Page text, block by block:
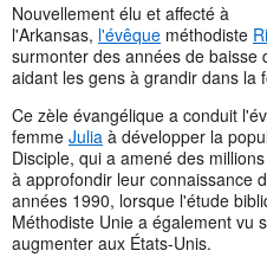
Nouvellement élu et affecté à
l'Arkansas, l'évêque méthodiste
surmonter des années de baisse
aidant les gens à grandir dans la
Ce zèle évangélique a conduit
femme Julia à développer la
Disciple, qui a amené des
à approfondir leur connaissance
années 1990, lorsque l'étude
Méthodiste Unie a également vu
augmenter aux États-Unis.